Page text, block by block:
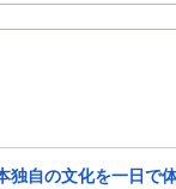
独自の文化を一日で